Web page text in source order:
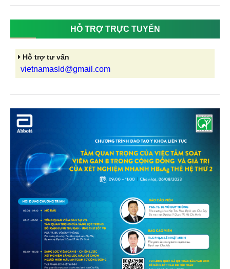
HỖ TRỢ TRỰC TUYẾN
Hỗ trợ tư vấn
vietnamasld@gmail.com